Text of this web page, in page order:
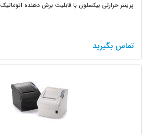
پرینتر حرارتی بیکسلون با قابلیت برش دهنده اتوماتیک
تماس بگیرید